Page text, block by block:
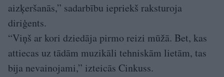
aizķeršanās,” sadarbību iepriekš raksturoja
diriģents.
“Viņš ar kori dziedāja pirmo reizi mūžā. Bet, kas
attiecas uz tādām muzikāli tehniskām lietām, tas
bija nevainojami,” izteicās Cinkuss.